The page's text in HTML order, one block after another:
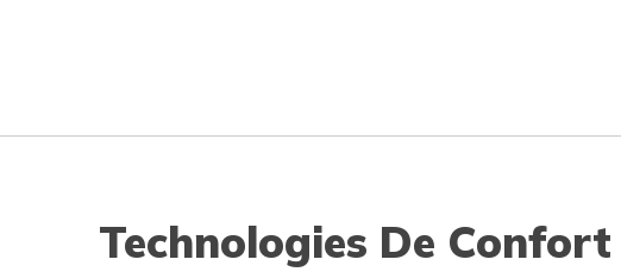
Technologies De Confort